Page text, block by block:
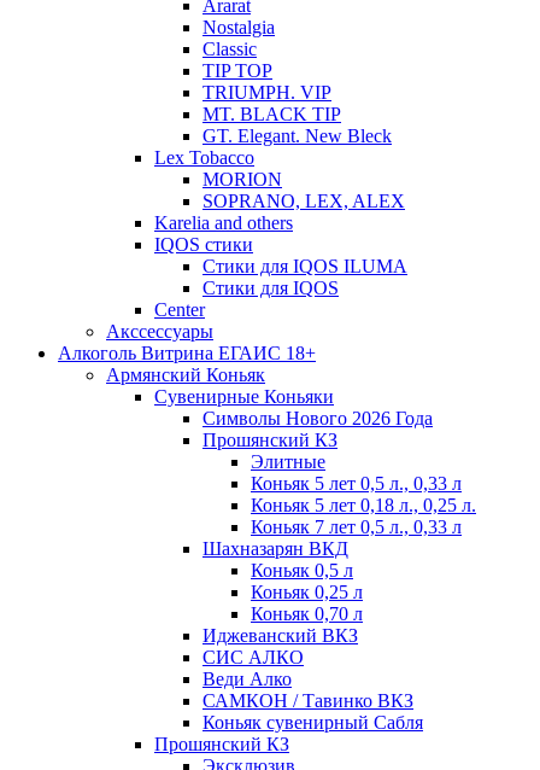
Ararat
Nostalgia
Classic
TIP TOP
TRIUMPH. VIP
MT. BLACK TIP
GT. Elegant. New Bleck
Lex Tobacco
MORION
SOPRANO, LEX, ALEX
Karelia and others
IQOS стики
Стики для IQOS ILUMA
Стики для IQOS
Сenter
Акссессуары
Алкоголь Витрина ЕГАИС 18+
Армянский Коньяк
Сувенирные Коньяки
Символы Нового 2026 Года
Прошянский КЗ
Элитные
Коньяк 5 лет 0,5 л., 0,33 л
Коньяк 5 лет 0,18 л., 0,25 л.
Коньяк 7 лет 0,5 л., 0,33 л
Шахназарян ВКД
Коньяк 0,5 л
Коньяк 0,25 л
Коньяк 0,70 л
Иджеванский ВКЗ
СИС АЛКО
Веди Алко
САМКОН / Тавинко ВКЗ
Коньяк сувенирный Сабля
Прошянский КЗ
Эксклюзив